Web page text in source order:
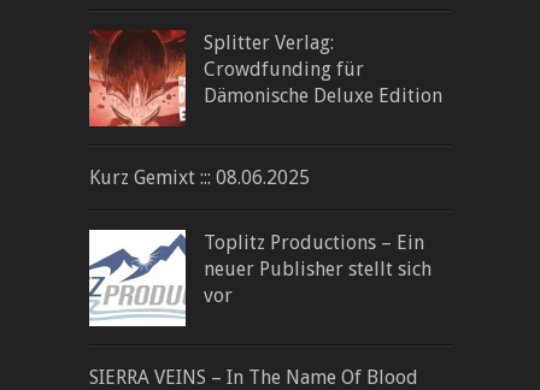
Splitter Verlag:
Crowdfunding für
Dämonische Deluxe Edition
Kurz Gemixt ::: 08.06.2025
Toplitz Productions – Ein
neuer Publisher stellt sich
vor
SIERRA VEINS – In The Name Of Blood